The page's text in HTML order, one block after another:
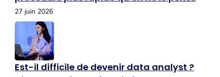
27 juin 2026
Est-il difficile de devenir data analyst ?